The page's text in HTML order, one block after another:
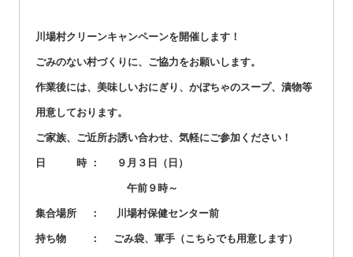
川場村クリーンキャンペーンを開催します！
ごみのない村づくりに、ご協力をお願いします。
作業後には、美味しいおにぎり、かぼちゃのスープ、漬物等
用意しております。
ご家族、ご近所お誘い合わせ、気軽にご参加ください！
日 時 ： ９月３日（日）
午前９時～
集合場所 ： 川場村保健センター前
持ち物 ： ごみ袋、軍手（こちらでも用意します）